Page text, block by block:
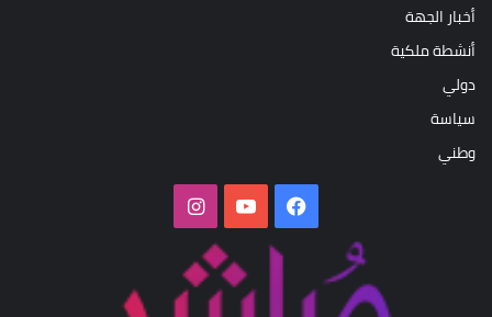
أخبار الجهة
أنشطة ملكية
دولي
سياسة
وطني
فيسبوك‫YouTubeانستقرام